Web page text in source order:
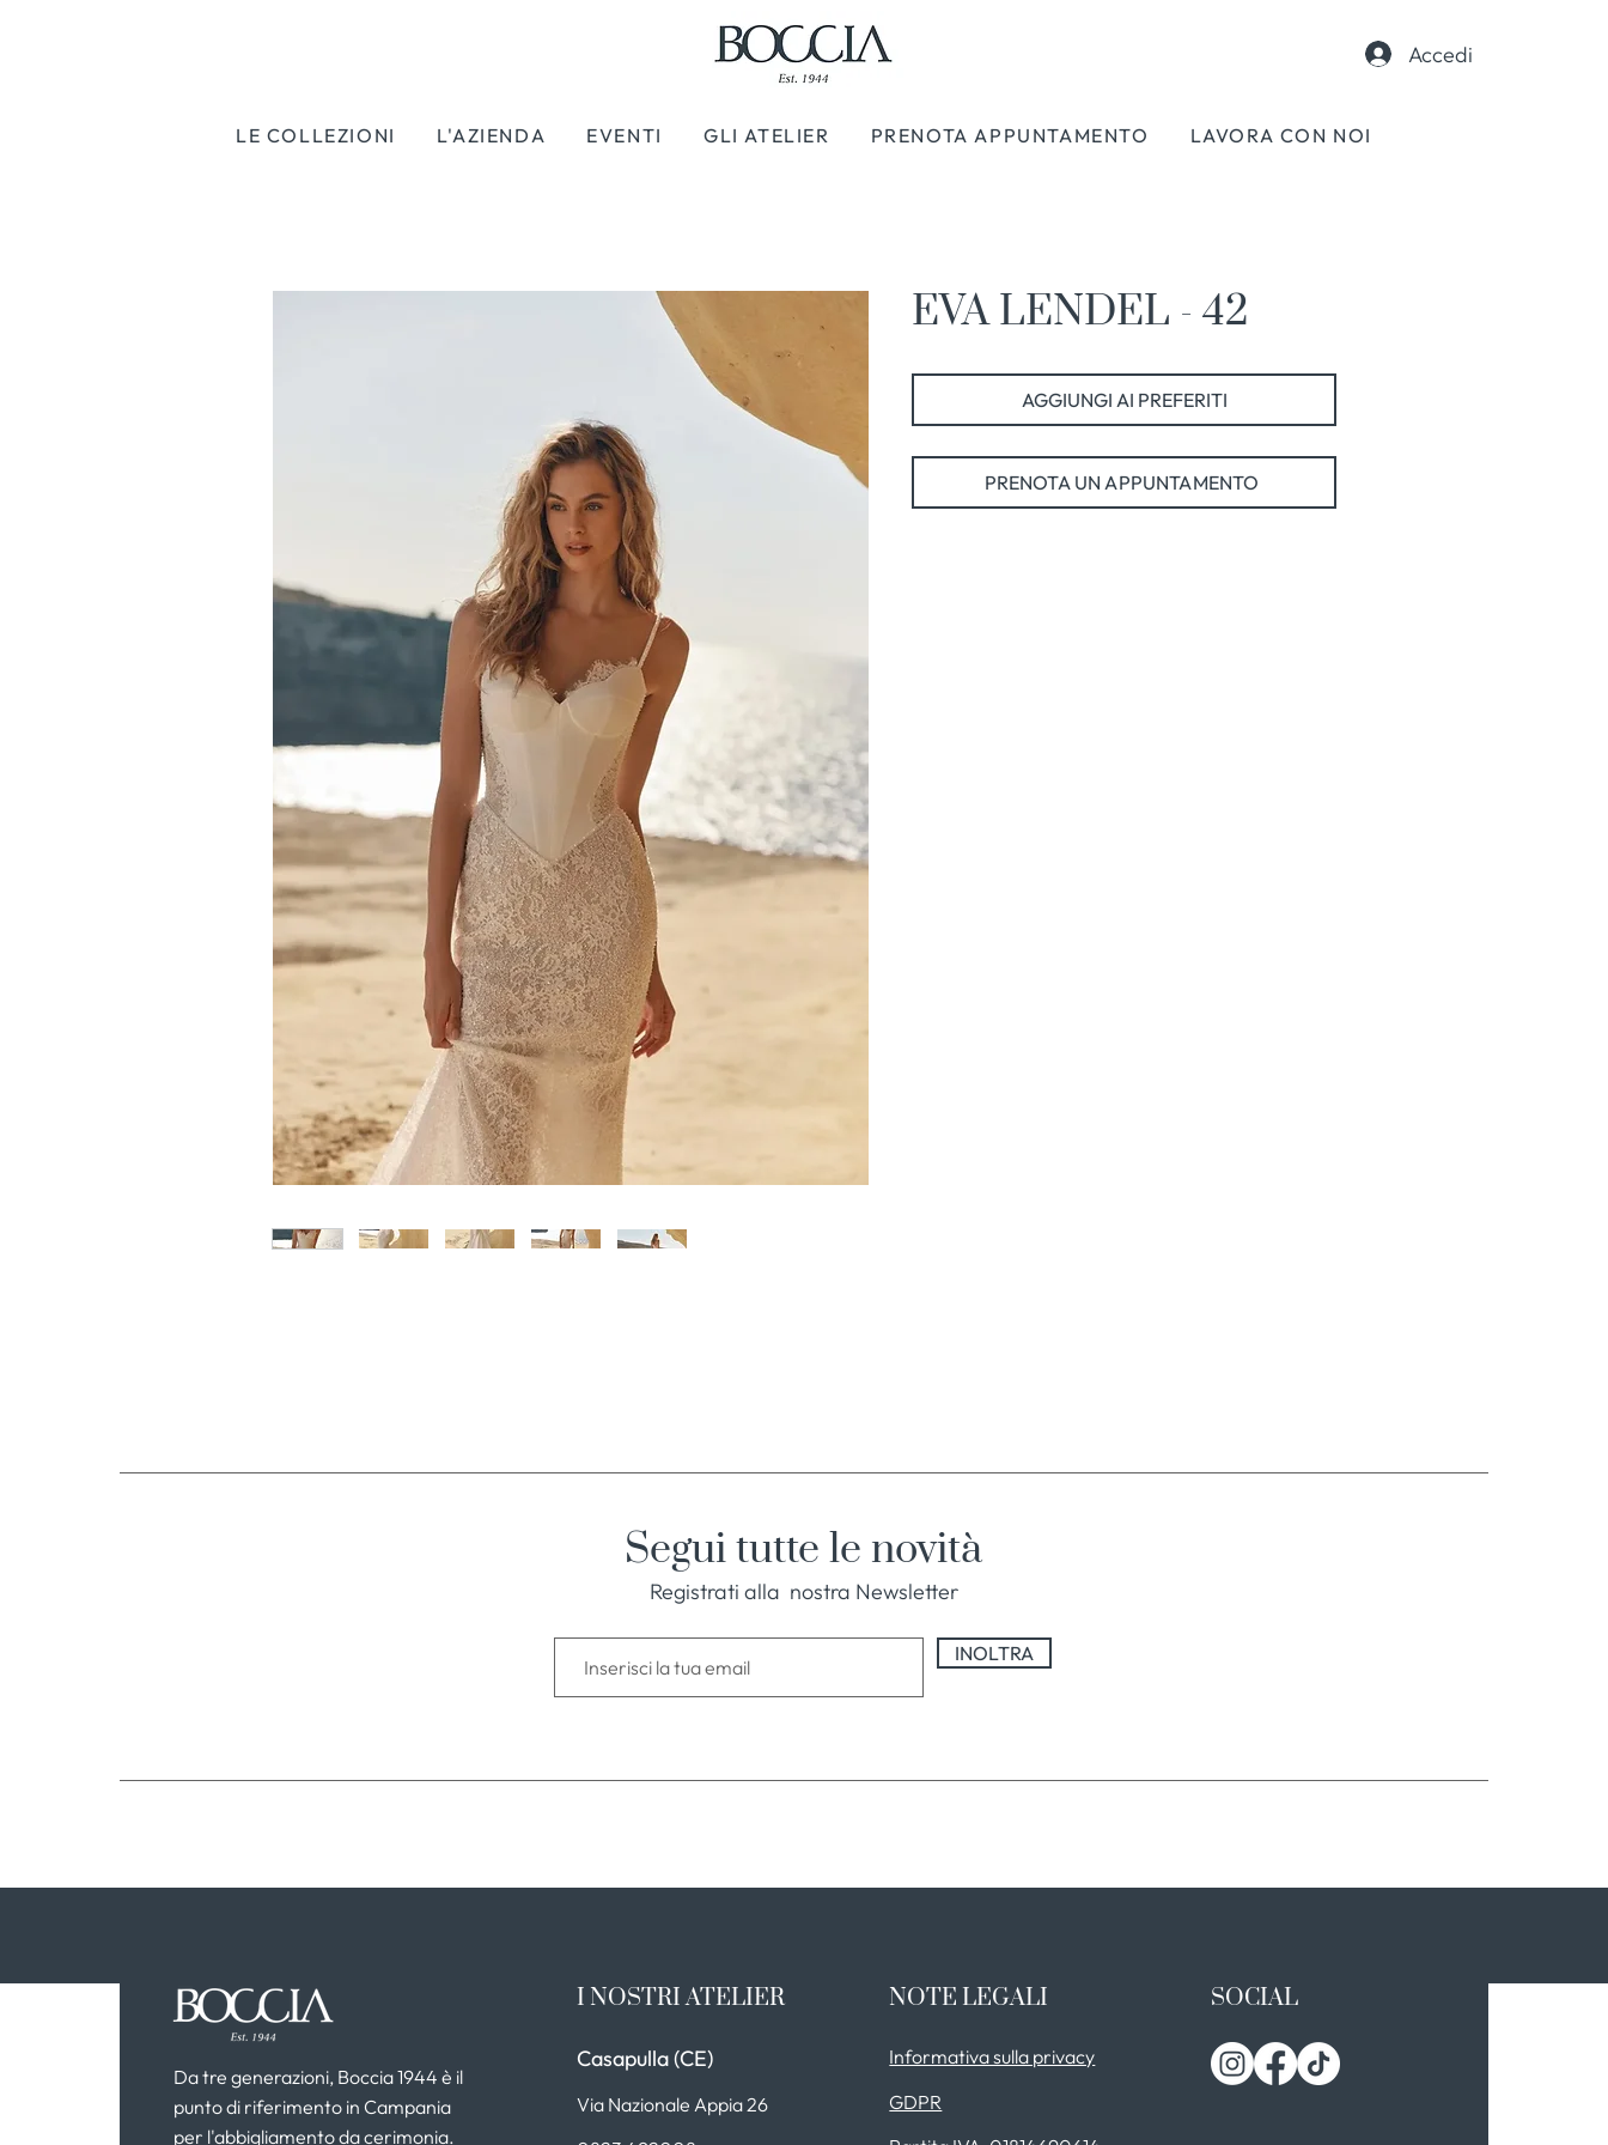
Accedi
LE COLLEZIONI L'AZIENDA EVENTI GLI ATELIER PRENOTA APPUNTAMENTO LAVORA CON NOI
EVA LENDEL - 42
AGGIUNGI AI PREFERITI
PRENOTA UN APPUNTAMENTO
Segui tutte le novità
Registrati alla nostra Newsletter
INOLTRA
Da tre generazioni, Boccia 1944 è il
punto di riferimento in Campania
per l'abbigliamento da cerimonia.
I NOSTRI ATELIER
Casapulla (CE)
Via Nazionale Appia 26
NOTE LEGALI
Informativa sulla privacy
GDPR
SOCIAL